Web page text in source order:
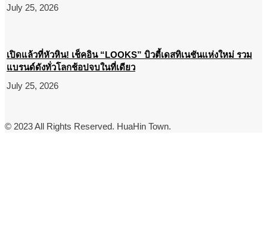
July 25, 2026
เปิดแล้วที่หัวหิน! เช็คอิน “LOOKS” บิวตี้เดสทิเนชันแห่งใหม่ รวม
แบรนด์ดังทั่วโลกช้อปจบในที่เดียว
July 25, 2026
© 2023 All Rights Reserved. HuaHin Town.